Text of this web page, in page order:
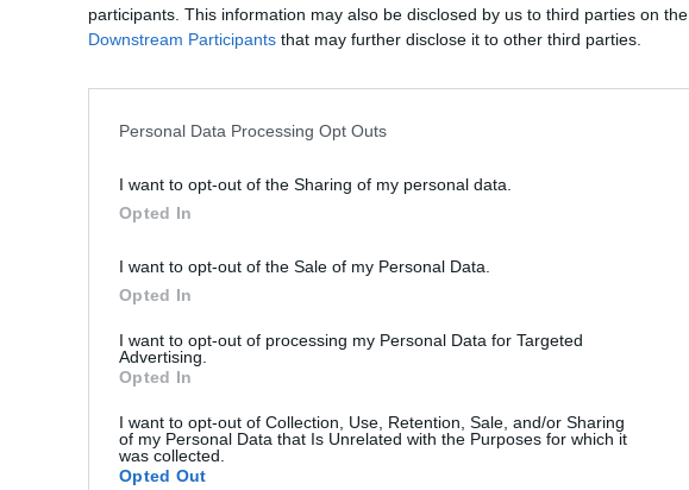
participants. This information may also be disclosed by us to third parties on the
Downstream Participants that may further disclose it to other third parties.
Personal Data Processing Opt Outs
I want to opt-out of the Sharing of my personal data.
Opted In
I want to opt-out of the Sale of my Personal Data.
Opted In
I want to opt-out of processing my Personal Data for Targeted
Advertising.
Opted In
I want to opt-out of Collection, Use, Retention, Sale, and/or Sharing
of my Personal Data that Is Unrelated with the Purposes for which it
was collected.
Opted Out